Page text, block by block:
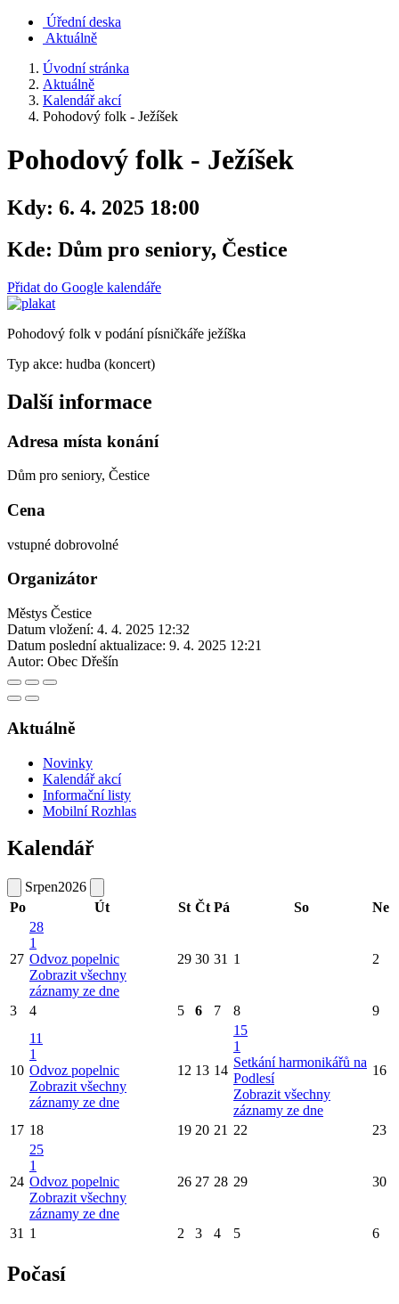
Úřední deska
Aktuálně
Úvodní stránka
Aktuálně
Kalendář akcí
Pohodový folk - Ježíšek
Pohodový folk - Ježíšek
Kdy: 6. 4. 2025 18:00
Kde: Dům pro seniory, Čestice
Přidat do Google kalendáře
Pohodový folk v podání písničkáře ježíška
Typ akce: hudba (koncert)
Další informace
Adresa místa konání
Dům pro seniory, Čestice
Cena
vstupné dobrovolné
Organizátor
Městys Čestice
Datum vložení: 4. 4. 2025 12:32
Datum poslední aktualizace: 9. 4. 2025 12:21
Autor: Obec Dřešín
Aktuálně
Novinky
Kalendář akcí
Informační listy
Mobilní Rozhlas
Kalendář
Srpen2026
Po
Út St Čt Pá So Ne
27
28
1
Odvoz popelnic
Zobrazit všechny
záznamy ze dne
29 30 31 1 2
3 4 5 6 7 8 9
10
11
1
Odvoz popelnic
Zobrazit všechny
záznamy ze dne
12 13 14
15
1
Setkání harmonikářů na
Podlesí
Zobrazit všechny
záznamy ze dne
16
17 18 19 20 21 22 23
24
25
1
Odvoz popelnic
Zobrazit všechny
záznamy ze dne
26 27 28 29 30
31 1 2 3 4 5 6
Počasí